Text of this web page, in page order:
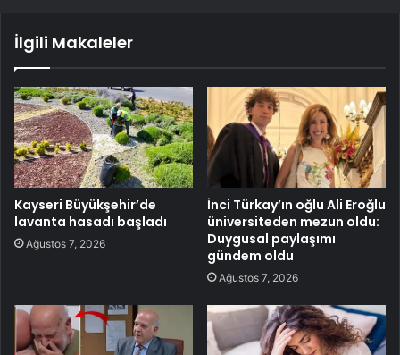
İlgili Makaleler
Kayseri Büyükşehir’de
lavanta hasadı başladı
Ağustos 7, 2026
İnci Türkay’ın oğlu Ali Eroğlu
üniversiteden mezun oldu:
Duygusal paylaşımı
gündem oldu
Ağustos 7, 2026